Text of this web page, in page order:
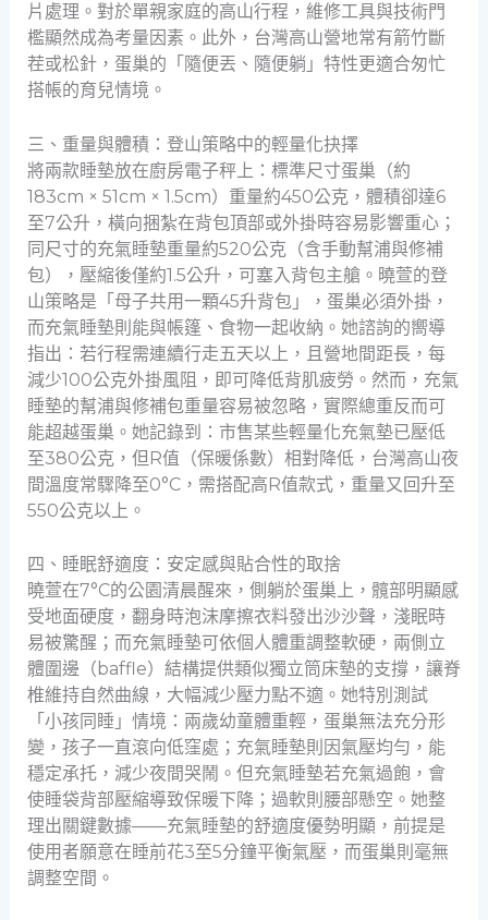
片處理。對於單親家庭的高山行程，維修工具與技術門
檻顯然成為考量因素。此外，台灣高山營地常有箭竹斷
茬或松針，蛋巢的「隨便丟、隨便躺」特性更適合匆忙
搭帳的育兒情境。
三、重量與體積：登山策略中的輕量化抉擇
將兩款睡墊放在廚房電子秤上：標準尺寸蛋巢（約
183cm × 51cm × 1.5cm）重量約450公克，體積卻達6
至7公升，橫向捆紮在背包頂部或外掛時容易影響重心；
同尺寸的充氣睡墊重量約520公克（含手動幫浦與修補
包），壓縮後僅約1.5公升，可塞入背包主艙。曉萱的登
山策略是「母子共用一顆45升背包」，蛋巢必須外掛，
而充氣睡墊則能與帳篷、食物一起收納。她諮詢的嚮導
指出：若行程需連續行走五天以上，且營地間距長，每
減少100公克外掛風阻，即可降低背肌疲勞。然而，充氣
睡墊的幫浦與修補包重量容易被忽略，實際總重反而可
能超越蛋巢。她記錄到：市售某些輕量化充氣墊已壓低
至380公克，但R值（保暖係數）相對降低，台灣高山夜
間溫度常驟降至0°C，需搭配高R值款式，重量又回升至
550公克以上。
四、睡眠舒適度：安定感與貼合性的取捨
曉萱在7°C的公園清晨醒來，側躺於蛋巢上，髖部明顯感
受地面硬度，翻身時泡沫摩擦衣料發出沙沙聲，淺眠時
易被驚醒；而充氣睡墊可依個人體重調整軟硬，兩側立
體圍邊（baffle）結構提供類似獨立筒床墊的支撐，讓脊
椎維持自然曲線，大幅減少壓力點不適。她特別測試
「小孩同睡」情境：兩歲幼童體重輕，蛋巢無法充分形
變，孩子一直滾向低窪處；充氣睡墊則因氣壓均勻，能
穩定承托，減少夜間哭鬧。但充氣睡墊若充氣過飽，會
使睡袋背部壓縮導致保暖下降；過軟則腰部懸空。她整
理出關鍵數據——充氣睡墊的舒適度優勢明顯，前提是
使用者願意在睡前花3至5分鐘平衡氣壓，而蛋巢則毫無
調整空間。